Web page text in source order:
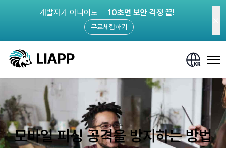
개발자가 아니어도 10초면 보안 걱정 끝!
무료체험하기
모바일 피싱 공격을 방지하는 방법